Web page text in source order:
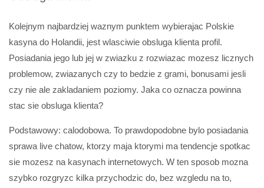
Kolejnym najbardziej waznym punktem wybierajac Polskie
kasyna do Holandii, jest wlasciwie obsluga klienta profil.
Posiadania jego lub jej w zwiazku z rozwiazac mozesz licznych
problemow, zwiazanych czy to bedzie z grami, bonusami jesli
czy nie ale zakladaniem poziomy. Jaka co oznacza powinna
stac sie obsluga klienta?
Podstawowy: calodobowa. To prawdopodobne bylo posiadania
sprawa live chatow, ktorzy maja ktorymi ma tendencje spotkac
sie mozesz na kasynach internetowych. W ten sposob mozna
szybko rozgryzc kilka przychodzic do, bez wzgledu na to,